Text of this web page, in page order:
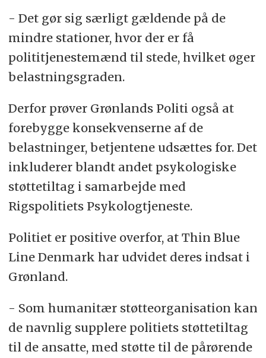
- Det gør sig særligt gældende på de
mindre stationer, hvor der er få
polititjenestemænd til stede, hvilket øger
belastningsgraden.
Derfor prøver Grønlands Politi også at
forebygge konsekvenserne af de
belastninger, betjentene udsættes for. Det
inkluderer blandt andet psykologiske
støttetiltag i samarbejde med
Rigspolitiets Psykologtjeneste.
Politiet er positive overfor, at Thin Blue
Line Denmark har udvidet deres indsat i
Grønland.
- Som humanitær støtteorganisation kan
de navnlig supplere politiets støttetiltag
til de ansatte, med støtte til de pårørende